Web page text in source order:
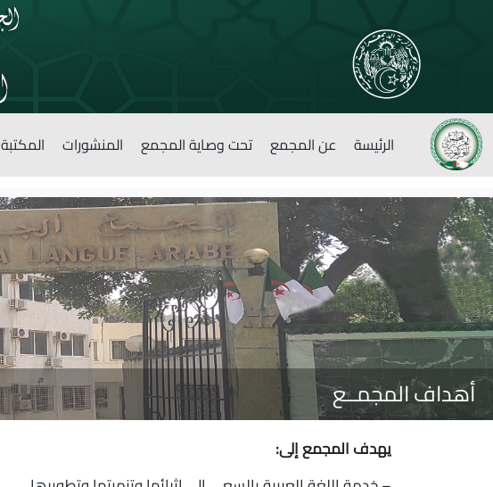
الرئيسة عن المجمع تحت وصاية المجمع المنشورات المكتبة
أهداف المجمــع
يهدف المجمع إلى: